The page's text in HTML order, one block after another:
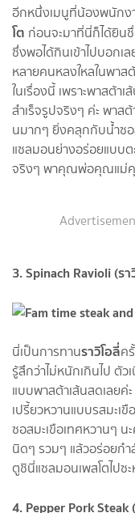
อีกหนึ่งเมนูที่น้องพนักง
โต ก่อนจะมาที่นี่ก็ได้ยิน
ซึ่งพอได้กินเข้าไปบอกเ
หลายคนหลงใหลในพาส
ในเรื่องนี้ เพราะพาสต้
สำเร็จรูปจริงๆ ค่ะ พาส
นมากๆ ยิ่งคลุกกับน้ำซ
แซลมอนย่างอร่อยแบบ
จริงๆ พาคุณพ่อคุณแม่คุ
3. Spinach Ravioli (ร
นี่เป็นการทานราวิโอลี่ค
รู้สึกว่าไม่หนักเกินไป ตัว
แบบพาสต้าเส้นสดเลยค่
เปรี้ยวหวานแบบรสมะเ
ซอสมะเขือเทศหวานๆ น
นิดๆ รวมๆ แล้วอร่อยกำลั
ตูชินี่แซลมอนเพสโตไปซ
4. Pepper Pork